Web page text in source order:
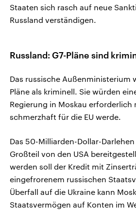
Staaten sich rasch auf neue
Russland verständigen.
Russland: G7-Pläne sind
Das russische Außenministerium
Pläne als kriminell. Sie würden
Regierung in Moskau erforderlich
schmerzhaft für die EU werde.
Das 50-Milliarden-Dollar-
Großteil von den USA
werden soll der Kredit mit
eingefrorenem russischen
Überfall auf die Ukraine kann
Staatsvermögen auf Konten im